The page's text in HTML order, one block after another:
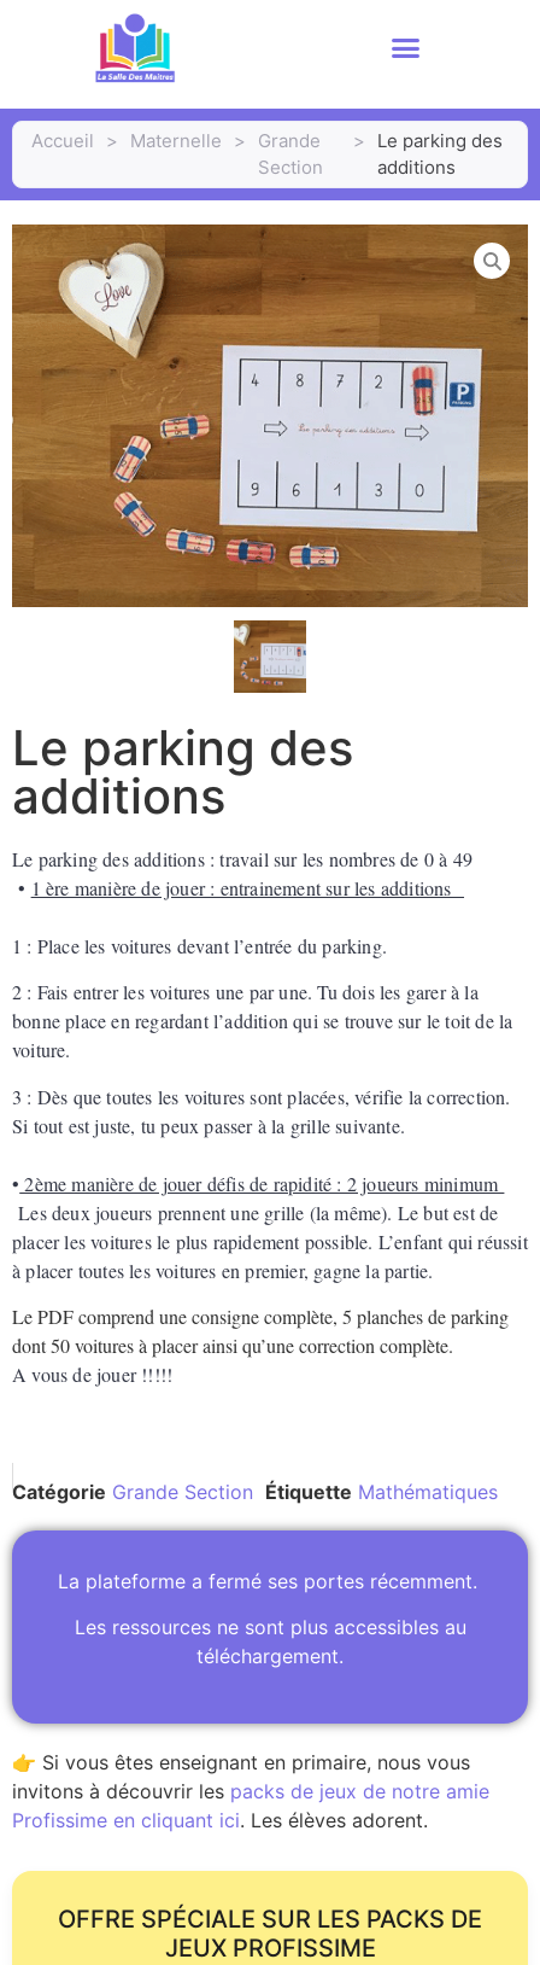
Accueil > Maternelle >
Grande
Section
>
Le parking des
additions
Le parking des
additions
Le parking des additions : travail sur les nombres de 0 à 49
• 1 ère manière de jouer : entrainement sur les additions
1 : Place les voitures devant l’entrée du parking.
2 : Fais entrer les voitures une par une. Tu dois les garer à la
bonne place en regardant l’addition qui se trouve sur le toit de la
voiture.
3 : Dès que toutes les voitures sont placées, vérifie la correction.
Si tout est juste, tu peux passer à la grille suivante.
• 2ème manière de jouer défis de rapidité : 2 joueurs minimum
Les deux joueurs prennent une grille (la même). Le but est de
placer les voitures le plus rapidement possible. L’enfant qui réussit
à placer toutes les voitures en premier, gagne la partie.
Le PDF comprend une consigne complète, 5 planches de parking
dont 50 voitures à placer ainsi qu’une correction complète.
A vous de jouer !!!!!
Catégorie Grande Section Étiquette Mathématiques
La plateforme a fermé ses portes récemment.
Les ressources ne sont plus accessibles au
téléchargement.
👉 Si vous êtes enseignant en primaire, nous vous
invitons à découvrir les packs de jeux de notre amie
Profissime en cliquant ici. Les élèves adorent.
OFFRE SPÉCIALE SUR LES PACKS DE
JEUX PROFISSIME